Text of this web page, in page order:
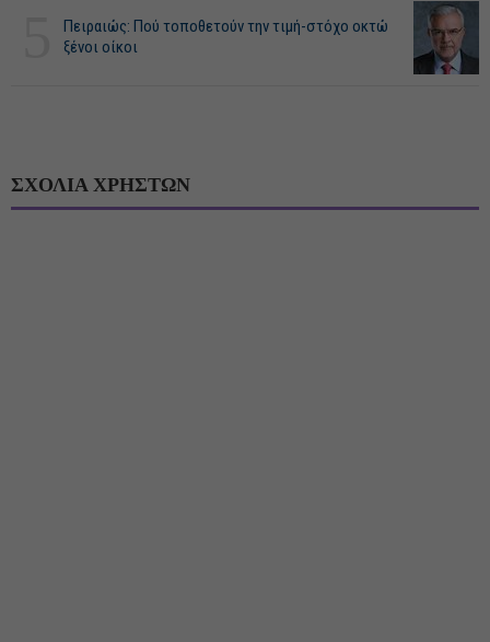
Πειραιώς: Πού τοποθετούν την τιμή-στόχο οκτώ
ξένοι οίκοι
ΣΧΟΛΙΑ ΧΡΗΣΤΩΝ